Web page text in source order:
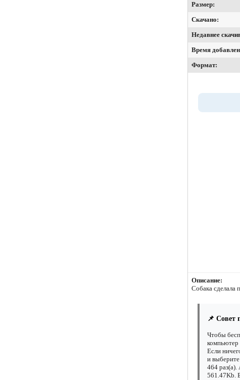
Размер:
Скачано:
Недавнее
Время
Формат:
Описание:
Собака сделала
📌 Совет
Чтобы
компьютер
Если
и
464 раз(а).
561.47Kb.